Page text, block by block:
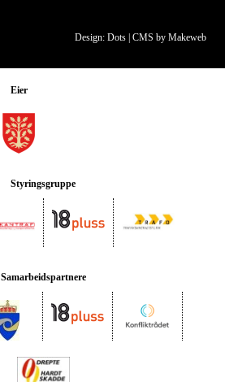
Design: Dots CMS by Makeweb
Eier
Styringsgruppe
Samarbeidspartnere